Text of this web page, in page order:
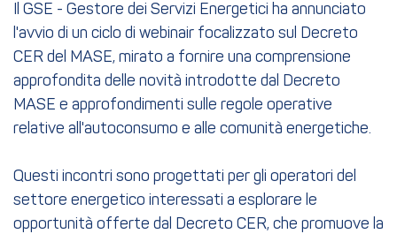
Il GSE - Gestore dei Servizi Energetici ha annunciato
l'avvio di un ciclo di webinair focalizzato sul Decreto
CER del MASE, mirato a fornire una comprensione
approfondita delle novità introdotte dal Decreto
MASE e approfondimenti sulle regole operative
relative all'autoconsumo e alle comunità energetiche.
Questi incontri sono progettati per gli operatori del
settore energetico interessati a esplorare le
opportunità offerte dal Decreto CER, che promuove la